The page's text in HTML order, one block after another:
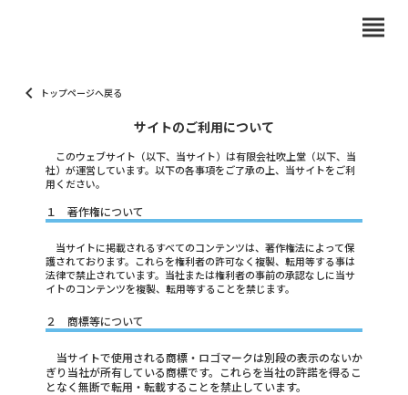
view_headline
keyboard_arrow_left トップページへ戻る
サイトのご利用について
このウェブサイト（以下、当サイト）は有限会社吹上堂（以下、当
社）が運営しています。以下の各事項をご了承の上、当サイトをご利
用ください。
１ 著作権について
当サイトに掲載されるすべてのコンテンツは、著作権法によって保
護されております。これらを権利者の許可なく複製、転用等する事は
法律で禁止されています。当社または権利者の事前の承認なしに当サ
イトのコンテンツを複製、転用等することを禁じます。
２ 商標等について
当サイトで使用される商標・ロゴマークは別段の表示のないか
ぎり当社が所有している商標です。これらを当社の許諾を得るこ
となく無断で転用・転載することを禁止しています。